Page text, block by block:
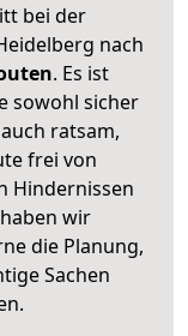
bei der
nach
. Es ist
sowohl sicher
ratsam,
frei von
Hindernissen
wir
die Planung,
Sachen